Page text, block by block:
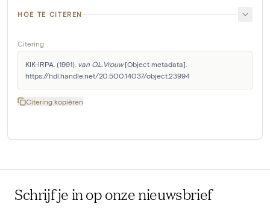
HOE TE CITEREN
Citering
KIK-IRPA. (1991). van O.L.Vrouw [Object metadata].
https://hdl.handle.net/20.500.14037/object.23994
Citering kopiëren
Schrijf je in op onze nieuwsbrief